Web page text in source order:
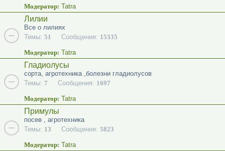
Модератор: Tatra
Лилии
Все о лилиях
Темы: 51 Сообщения: 15335
Модератор: Tatra
Гладиолусы
сорта, агротехника ,болезни гладиолусов
Темы: 7 Сообщения: 1697
Модератор: Tatra
Примулы
посев , агротехника
Темы: 13 Сообщения: 5823
Модератор: Tatra